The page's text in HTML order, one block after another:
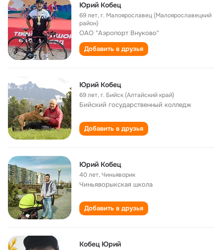
Юрий Кобец
69 лет,г. Малоярославец (Малоярославецкий
район)
ОАО "Аэропорт Внуково"
Добавить в друзья
Юрий Кобец
69 лет,г. Бийск (Алтайский край)
Бийский государственный колледж
Добавить в друзья
Юрий Кобец
40 лет,Чиньяворик
Чиньяворыкская школа
Добавить в друзья
Кобец Юрий